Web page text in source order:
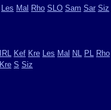
Les Mal Rho SLO Sam Sar Siz
IRL Kef Kre Les Mal NL PL Rho
Kre S Siz